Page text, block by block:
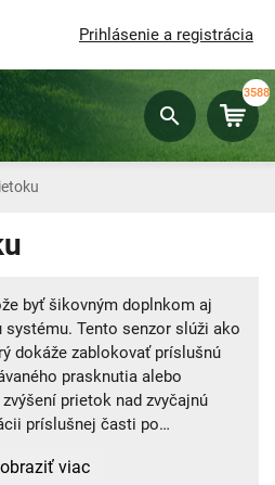
Prihlásenie a registrácia
3588
byť šikovným doplnkom aj
systému. Tento senzor slúži ako
dokáže zablokovať príslušnú
prasknutia alebo
prietok nad zvyčajnú
príslušnej časti po
viac